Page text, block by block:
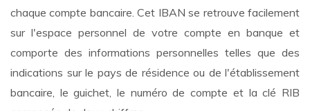
chaque compte bancaire. Cet IBAN se retrouve facilement
sur l'espace personnel de votre compte en banque et
comporte des informations personnelles telles que des
indications sur le pays de résidence ou de l'établissement
bancaire, le guichet, le numéro de compte et la clé RIB